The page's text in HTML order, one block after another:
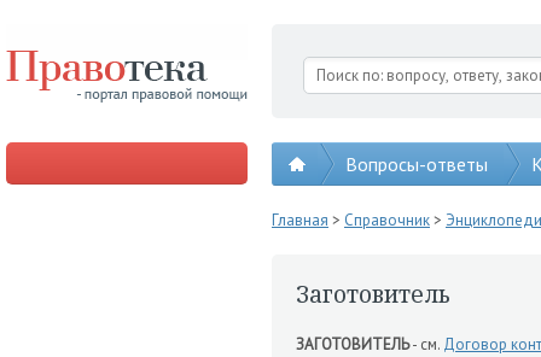
Вопросы-ответы
Главная > Справочник>
Заготовитель
ЗАГОТОВИТЕЛЬ- см. Договор